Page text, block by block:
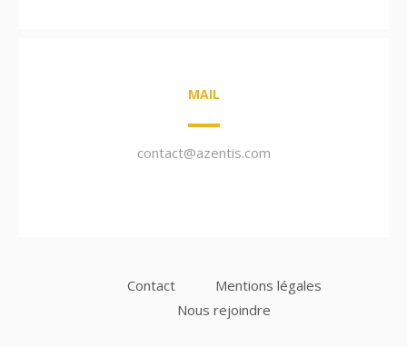
MAIL
contact@azentis.com
Contact
Mentions légales
Nous rejoindre